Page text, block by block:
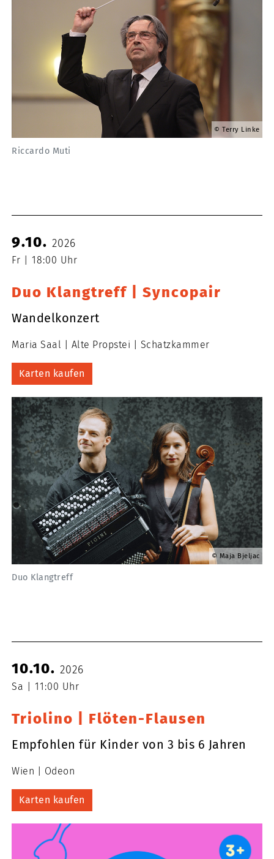
Terry Linke
Riccardo Muti
9.10.2026
Fr 18:00 Uhr
Duo Klangtreff | Syncopair
Wandelkonzert
Maria Saal Alte Propstei Schatzkammer
Karten kaufen
Maja Bjeljac
Duo Klangtreff
10.10.2026
Sa 11:00 Uhr
Triolino | Flöten-Flausen
Empfohlen für Kinder von 3 bis 6 Jahren
Wien Odeon
Karten kaufen